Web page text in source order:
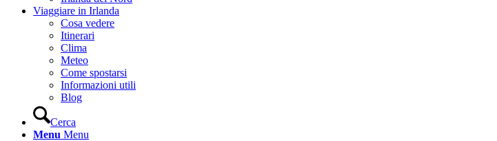
Viaggiare in Irlanda
Cosa vedere
Itinerari
Clima
Meteo
Come spostarsi
Informazioni utili
Blog
Cerca
Menu Menu